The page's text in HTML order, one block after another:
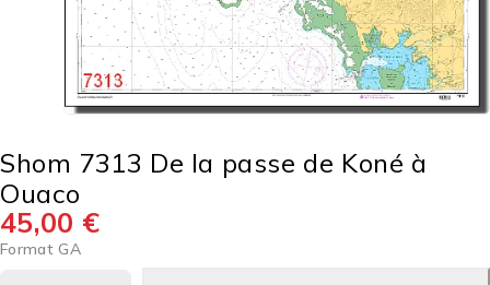
Shom 7313 De la passe de Koné à
Ouaco
45,00 €
Format GA